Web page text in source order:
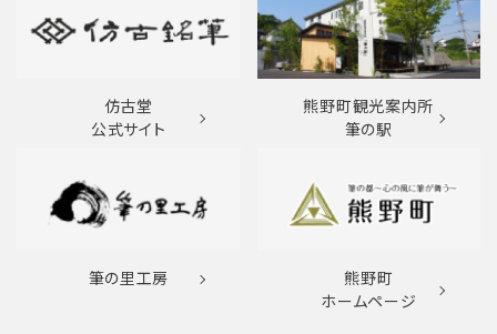
仿古堂
公式サイト
熊野町観光案内所
筆の駅
筆の里工房
熊野町
ホームページ